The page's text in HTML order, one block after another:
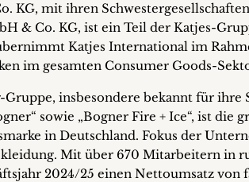
KG, mit ihren
& Co. KG, ist ein Teil der Katjes-
Katjes International im
im gesamten Consumer Goods-
insbesondere bekannt für ihre
sowie „Bogner Fire + Ice“, ist die
in Deutschland. Fokus der
Mit über 670 Mitarbeitern in
2024/25 einen Nettoumsatz von